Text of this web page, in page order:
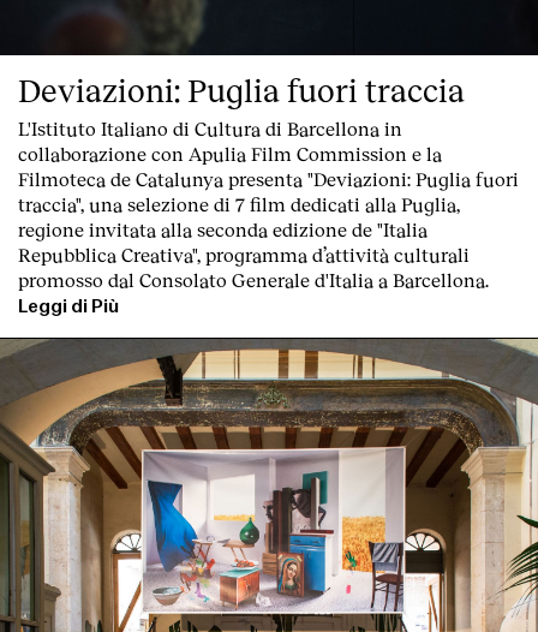
Deviazioni: Puglia fuori traccia
L'Istituto Italiano di Cultura di Barcellona in
collaborazione con Apulia Film Commission e la
Filmoteca de Catalunya presenta "Deviazioni: Puglia fuori
traccia" , una selezione di 7 film dedicati alla Puglia
regione invitata alla seconda edizione de "Italia
Repubblica Creativa", programma d’attività culturali
promosso dal Consolato Generale d'Italia a Barcellona.
Leggi di Più